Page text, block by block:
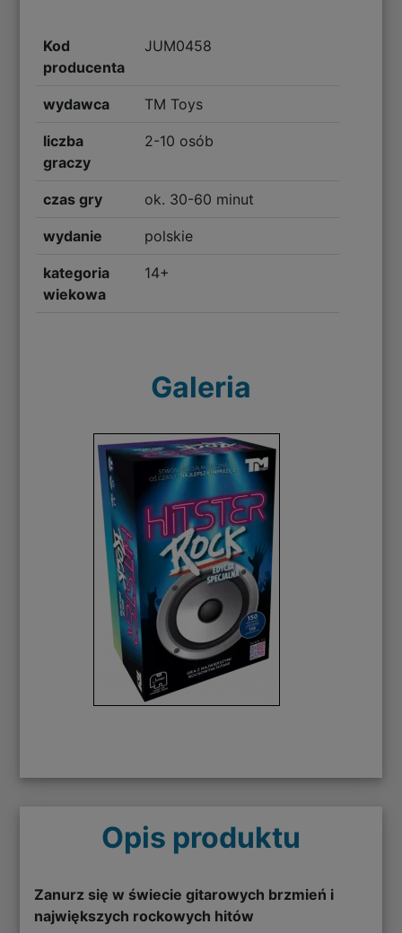
Kod
producenta
JUM0458
wydawca TM Toys
liczba
graczy
2-10 osób
czas gry ok. 30-60 minut
wydanie polskie
kategoria
wiekowa
14+
Galeria
Opis produktu
Zanurz się w świecie gitarowych brzmień i
największych rockowych hitów